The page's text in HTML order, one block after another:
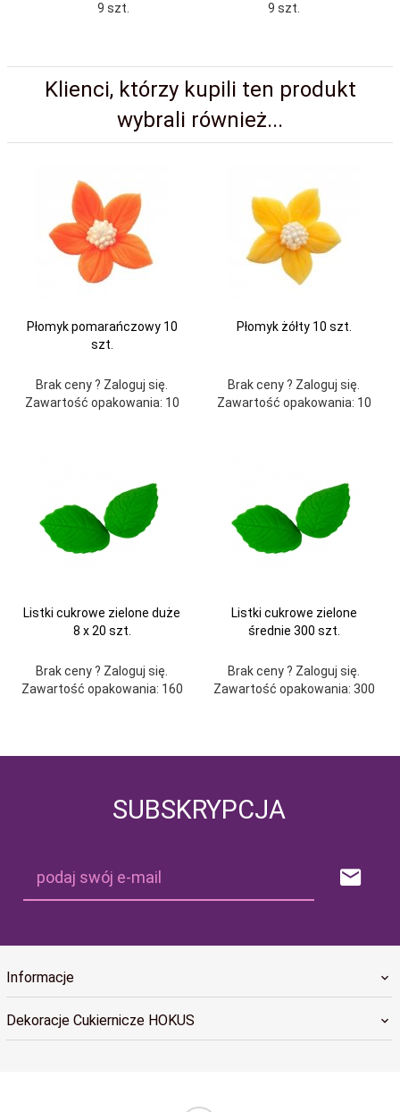
9 szt.
9 szt.
Klienci, którzy kupili ten produkt
wybrali również...
Płomyk pomarańczowy 10
szt.
Brak ceny ? Zaloguj się.
Zawartość opakowania: 10
Płomyk żółty 10 szt.
Brak ceny ? Zaloguj się.
Zawartość opakowania: 10
Listki cukrowe zielone duże
8 x 20 szt.
Brak ceny ? Zaloguj się.
Zawartość opakowania: 160
Listki cukrowe zielone
średnie 300 szt.
Brak ceny ? Zaloguj się.
Zawartość opakowania: 300
SUBSKRYPCJA
podaj swój e-mail
Informacje
Dekoracje Cukiernicze HOKUS